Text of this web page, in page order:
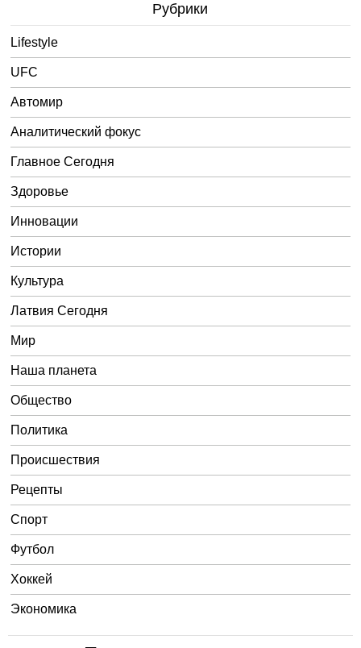
Рубрики
Lifestyle
UFC
Автомир
Аналитический фокус
Главное Сегодня
Здоровье
Инновации
Истории
Культура
Латвия Сегодня
Мир
Наша планета
Общество
Политика
Происшествия
Рецепты
Спорт
Футбол
Хоккей
Экономика